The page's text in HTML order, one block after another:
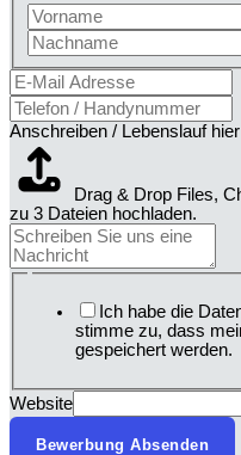
Anschreiben / Lebenslauf
Drag & Drop Files,
zu 3 Dateien hochladen.
Ich habe die
stimme zu, dass
gespeichert werden.
Website
Bewerbung Absenden